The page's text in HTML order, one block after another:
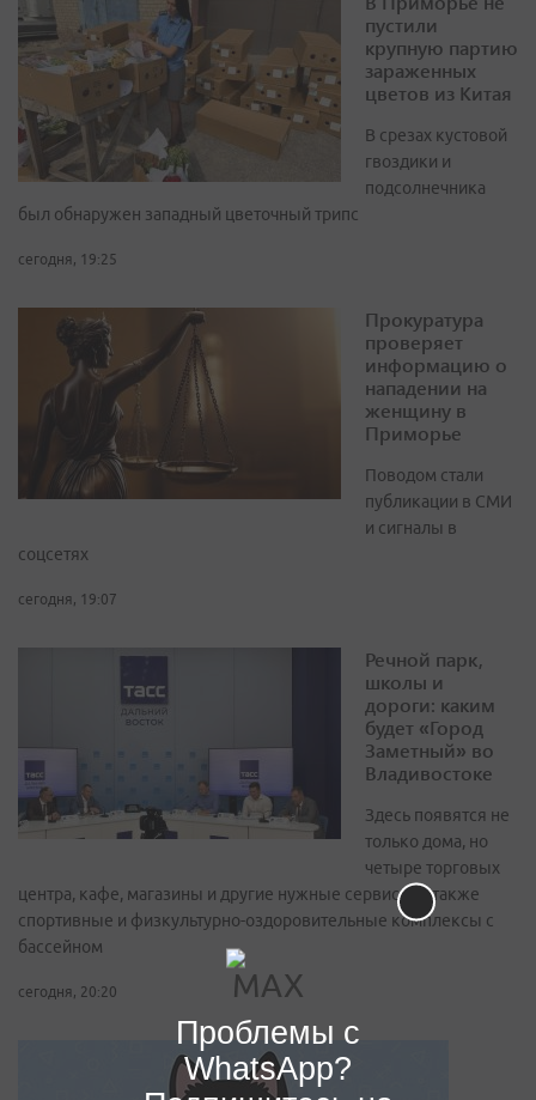
пустили
крупную партию
зараженных
цветов из Китая
В срезах кустовой
гвоздики и
подсолнечника
был обнаружен западный цветочный трипс
сегодня, 19:25
Прокуратура
проверяет
информацию о
нападении на
женщину в
Приморье
Поводом стали
публикации в СМИ
и сигналы в
соцсетях
сегодня, 19:07
Речной парк,
школы и
дороги: каким
будет «Город
Заметный» во
Владивостоке
Здесь появятся не
только дома, но
четыре торговых
центра, кафе, магазины и другие нужные сервисы, а также
спортивные и физкультурно-оздоровительные комплексы с
бассейном
сегодня, 20:20
Проблемы с
WhatsApp?